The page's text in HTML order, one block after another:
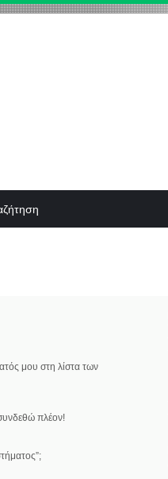
μου στη λίστα των
πλέον!